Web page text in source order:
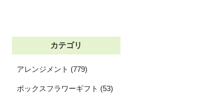
カテゴリ
アレンジメント (779)
ボックスフラワーギフト (53)